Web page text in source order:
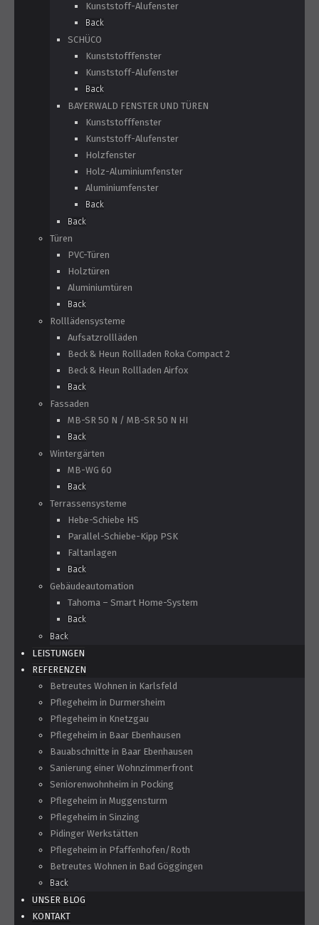
Kunststoff-Alufenster
Back
SCHÜCO
Kunststofffenster
Kunststoff-Alufenster
Back
BAYERWALD FENSTER UND TÜREN
Kunststofffenster
Kunststoff-Alufenster
Holzfenster
Holz-Aluminiumfenster
Aluminiumfenster
Back
Back
Türen
PVC-Türen
Holztüren
Aluminiumtüren
Back
Rolllädensysteme
Aufsatzrollläden
Beck & Heun Rollladen Roka Compact 2
Beck & Heun Rollladen Airfox
Back
Fassaden
MB-SR 50 N / MB-SR 50 N HI
Back
Wintergärten
MB-WG 60
Back
Terrassensysteme
Hebe-Schiebe HS
Parallel-Schiebe-Kipp PSK
Faltanlagen
Back
Gebäudeautomation
Tahoma – Smart Home-System
Back
Back
LEISTUNGEN
REFERENZEN
Betreutes Wohnen in Karlsfeld
Pflegeheim in Durmersheim
Pflegeheim in Knetzgau
Pflegeheim in Baar Ebenhausen
Bauabschnitte in Baar Ebenhausen
Sanierung einer Wohnzimmerfront
Seniorenwohnheim in Pocking
Pflegeheim in Muggensturm
Pflegeheim in Sinzing
Pidinger Werkstätten
Pflegeheim in Pfaffenhofen/Roth
Betreutes Wohnen in Bad Göggingen
Back
UNSER BLOG
KONTAKT